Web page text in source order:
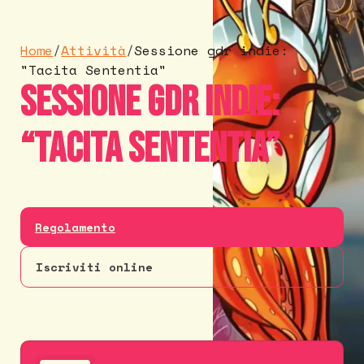
Home/Attività/Sessione gdr indie:
"Tacita Sententia"
Sessione gdr indie:
“Tacita Sententia”
Regolamento
Iscriviti online